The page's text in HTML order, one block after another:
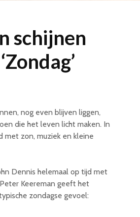
schijnen
nog even blijven liggen,
die het leven licht maken. In
met zon, muziek en kleine
Dennis helemaal op tijd met
Keereman geeft het
zondagse gevoel: